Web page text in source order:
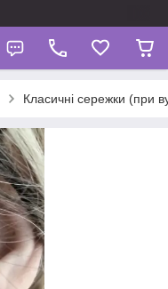
Класичні сережки (при